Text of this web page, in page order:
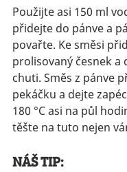
Použijte asi 150 ml
přidejte do pánve a
povařte. Ke směsi
prolisovaný česnek a
chuti. Směs z pánve
pekáčku a dejte
180 °C asi na půl
těšte na tuto nejen
NÁŠ TIP: